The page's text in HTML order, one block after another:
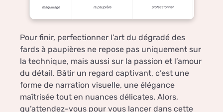
maquillage la paupière professionnel
Pour finir, perfectionner l’art du dégradé des
fards à paupières ne repose pas uniquement sur
la technique, mais aussi sur la passion et l’amour
du détail. Bâtir un regard captivant, c’est une
forme de narration visuelle, une élégance
maîtrisée tout en nuances délicates. Alors,
qu’attendez-vous pour vous lancer dans cette